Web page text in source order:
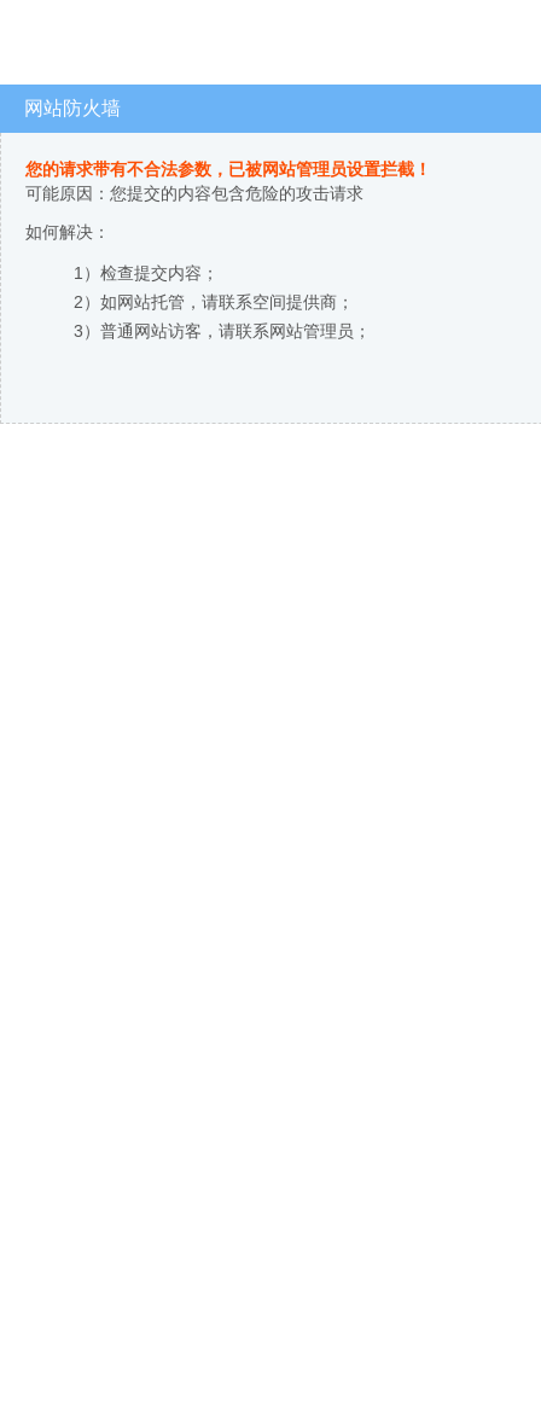
网站防火墙
您的请求带有不合法参数，已被网站管理员设置拦截！
可能原因：您提交的内容包含危险的攻击请求
如何解决：
1）检查提交内容；
2）如网站托管，请联系空间提供商；
3）普通网站访客，请联系网站管理员；